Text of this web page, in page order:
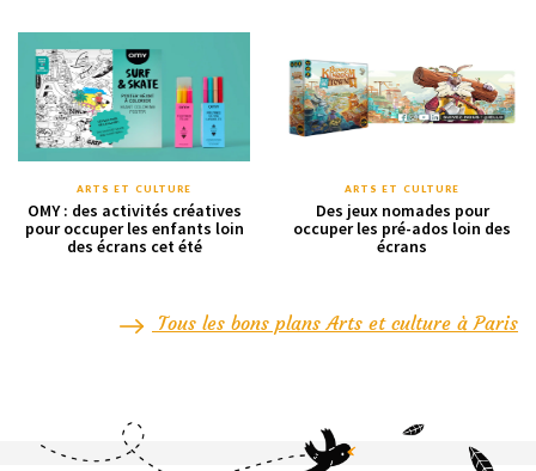
ARTS ET CULTURE
OMY : des activités créatives
pour occuper les enfants loin
des écrans cet été
ARTS ET CULTURE
Des jeux nomades pour
occuper les pré-ados loin des
écrans
Tous les bons plans Arts et culture à Paris